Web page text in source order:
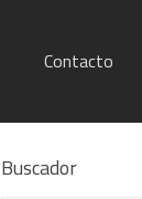
Contacto
Buscador